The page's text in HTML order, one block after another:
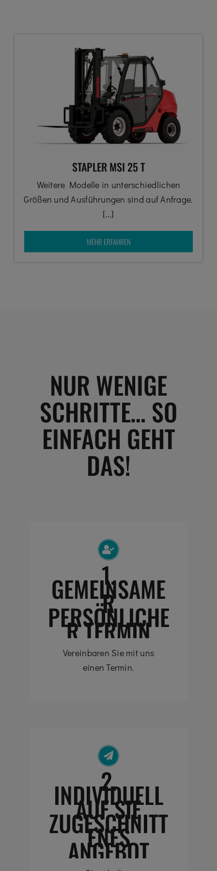
STAPLER MSI 25 T
Weitere Modelle in unterschiedlichen
Größen und Ausführungen sind auf Anfrage.
[...]
MEHR ERFAHREN
NUR WENIGE
SCHRITTE… SO
EINFACH GEHT
DAS!
1.
GEMEINSAME
R
PERSÖNLICHE
R TERMIN
Vereinbaren Sie mit uns
einen Termin.
2.
INDIVIDUELL
AUF SIE
ZUGESCHNITT
ENES
ANGEBOT